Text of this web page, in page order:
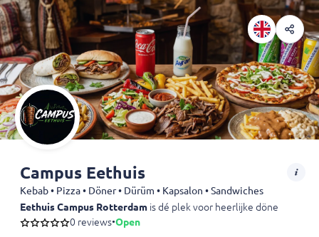
Campus Eethuis
Kebab • Pizza • Döner • Dürüm • Kapsalon • Sandwiches
Eethuis Campus Rotterdam is dé plek voor heerlijke döner,
0 reviews•Open